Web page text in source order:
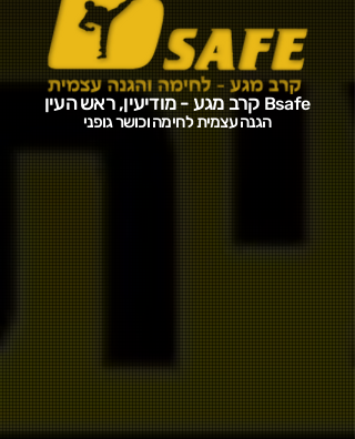
Bsafe קרב מגע - מודיעין, ראש העין
הגנה עצמית לחימה וכושר גופני